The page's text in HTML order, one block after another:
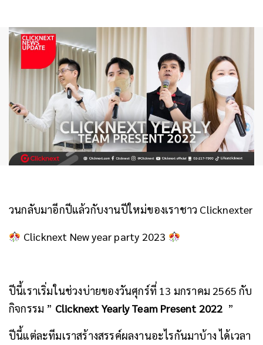
วนกลับมาอีกปีแล้วกับงานปีใหม่ของเราชาว Clicknexter
Clicknext New year party 2023
ปีนี้เราเริ่มในช่วงบ่ายของวันศุกร์ที่ 13 มกราคม 2565 กับ
กิจกรรม ” Clicknext Yearly Team Present 2022 ”
ปีนี้แต่ละทีมเราสร้างสรรค์ผลงานอะไรกันมาบ้าง ได้เวลา